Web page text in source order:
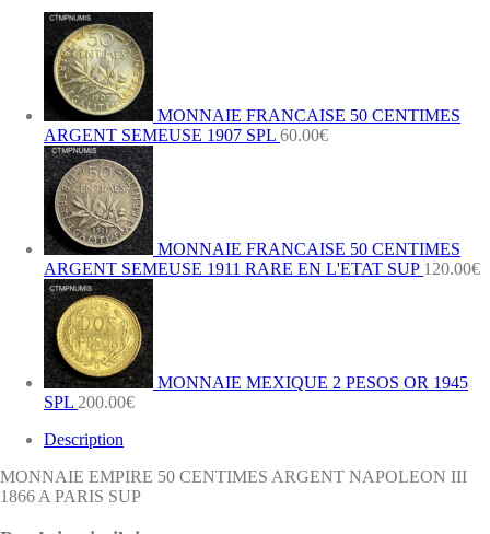
NAPOLEON
1866
PARIS
SUP
MONNAIE FRANCAISE 50 CENTIMES
ARGENT SEMEUSE 1907 SPL 60.00€
MONNAIE FRANCAISE 50 CENTIMES
ARGENT SEMEUSE 1911 RARE EN L'ETAT SUP 120.00€
MONNAIE MEXIQUE 2 PESOS OR 1945
SPL 200.00€
Description
MONNAIE EMPIRE 50 CENTIMES ARGENT NAPOLEON III
1866 A PARIS SUP